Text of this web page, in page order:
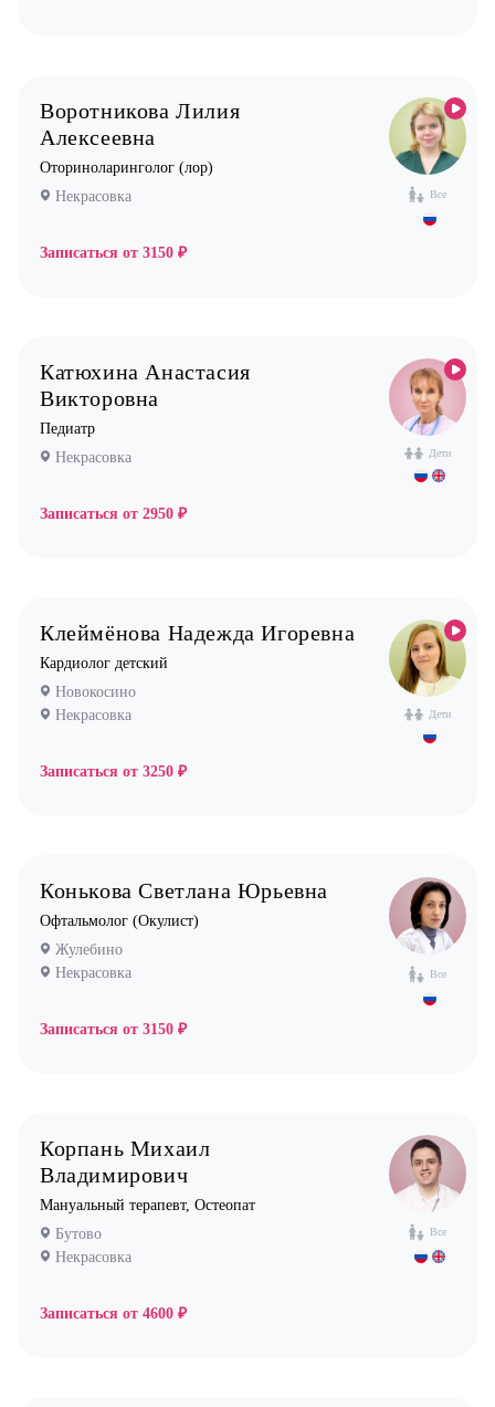
Все
Воротникова Лилия
Алексеевна
Оториноларинголог (лор)
Некрасовка
Записаться от 3150 ₽
Дети
Катюхина Анастасия
Викторовна
Педиатр
Некрасовка
Записаться от 2950 ₽
Дети
Клеймёнова Надежда Игоревна
Кардиолог детский
Новокосино
Некрасовка
Записаться от 3250 ₽
Все
Конькова Светлана Юрьевна
Офтальмолог (Окулист)
Жулебино
Некрасовка
Записаться от 3150 ₽
Все
Корпань Михаил
Владимирович
Мануальный терапевт, Остеопат
Бутово
Некрасовка
Записаться от 4600 ₽